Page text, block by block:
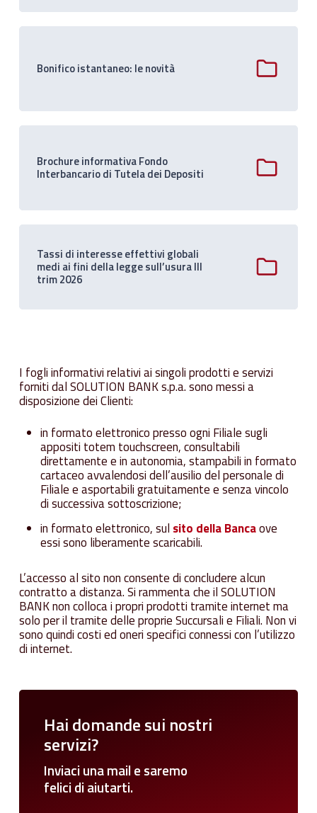
Bonifico istantaneo: le novità
Brochure informativa Fondo
Interbancario di Tutela dei Depositi
Tassi di interesse effettivi globali
medi ai fini della legge sull’usura III
trim 2026
I fogli informativi relativi ai singoli prodotti e servizi
forniti dal SOLUTION BANK s.p.a. sono messi a
disposizione dei Clienti:
in formato elettronico presso ogni Filiale sugli
appositi totem touchscreen, consultabili
direttamente e in autonomia, stampabili in formato
cartaceo avvalendosi dell’ausilio del personale di
Filiale e asportabili gratuitamente e senza vincolo
di successiva sottoscrizione;
in formato elettronico, sul sito della Bancaove
essi sono liberamente scaricabili.
L’accesso al sito non consente di concludere alcun
contratto a distanza. Si rammenta che il SOLUTION
BANK non colloca i propri prodotti tramite internet ma
solo per il tramite delle proprie Succursali e Filiali. Non vi
sono quindi costi ed oneri specifici connessi con l’utilizzo
di internet.
Haidomandesui nostri
servizi?
Inviaciunamaile saremo
felicidiaiutarti.